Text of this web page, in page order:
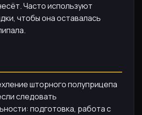
Часто используют
чтобы она оставалась
шторного полуприцепа
следовать
подготовка, работа с